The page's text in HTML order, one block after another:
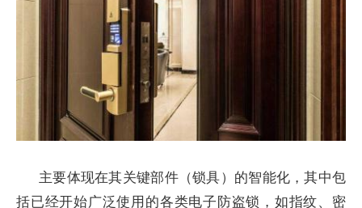
主要体现在其关键部件（锁具）的智能化，其中包
括已经开始广泛使用的各类电子防盗锁，如指纹、密